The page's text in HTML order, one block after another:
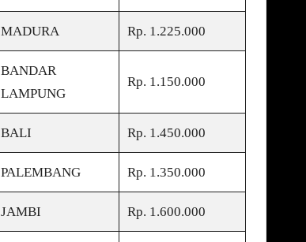
MADURA Rp. 1.225.000
BANDAR
LAMPUNG
Rp. 1.150.000
BALI Rp. 1.450.000
PALEMBANG Rp. 1.350.000
JAMBI Rp. 1.600.000